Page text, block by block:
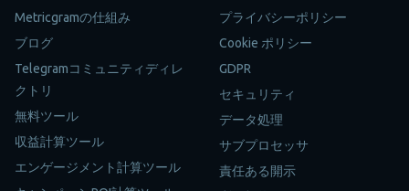
Metricgramの仕組み
ブログ
Telegramコミュニティディレ
クトリ
無料ツール
収益計算ツール
エンゲージメント計算ツール
プライバシーポリシー
Cookie ポリシー
GDPR
セキュリティ
データ処理
サブプロセッサ
責任ある開示